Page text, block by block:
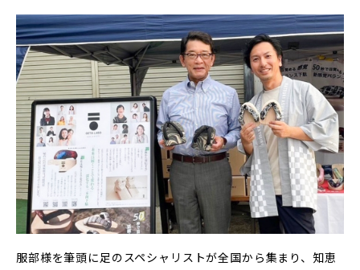
服部様を筆頭に足のスペシャリストが全国から集まり、知恵